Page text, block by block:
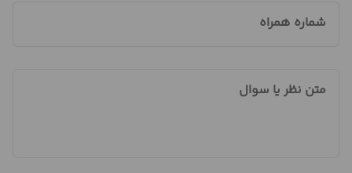
شماره همراه
متن نظر یا سوال